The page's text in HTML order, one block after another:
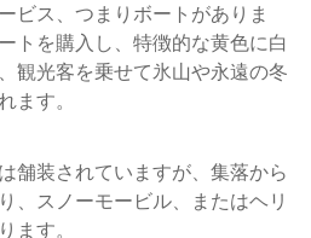
ビス、つまりボートがありま
トを購入し、特徴的な黄色に白
観光客を乗せて氷山や永遠の冬
ます。
舗装されていますが、集落から
、スノーモービル、またはヘリ
ます。